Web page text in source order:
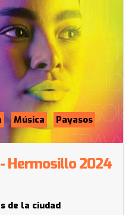
Música
Payasos
Hermosillo 2024
de la ciudad